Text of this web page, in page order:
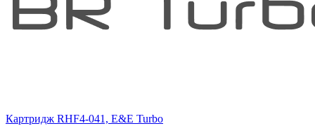
Картридж RHF4-041, E&E Turbo